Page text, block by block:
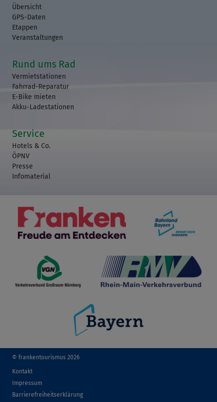
Übersicht
GPS-Daten
Etappen
Veranstaltungen
Rund ums Rad
Vermietstationen
Fahrrad-Reparatur
E-Bike mieten
Akku-Ladestationen
Service
Hotels & Co.
ÖPNV
Presse
Infomaterial
© frankentourismus 2026
Kontakt
Impressum
Barrierefreiheitserklärung